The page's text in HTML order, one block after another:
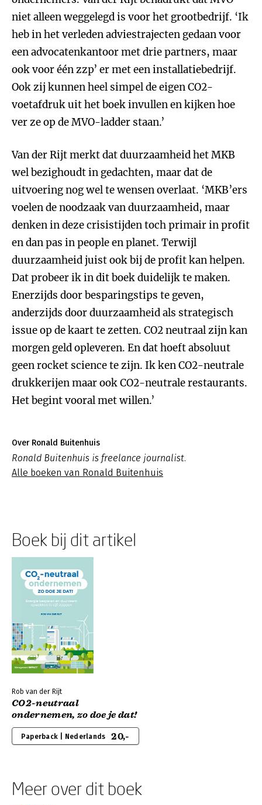
niet alleen weggelegd is voor het grootbedrijf. ‘Ik
heb in het verleden adviestrajecten gedaan voor
een advocatenkantoor met drie partners, maar
ook voor één zzp’ er met een installatiebedrijf.
Ook zij kunnen heel simpel de eigen CO2-
voetafdruk uit het boek invullen en kijken hoe
ver ze op de MVO-ladder staan.’
Van der Rijt merkt dat duurzaamheid het MKB
wel bezighoudt in gedachten, maar dat de
uitvoering nog wel te wensen overlaat. ‘MKB’ers
voelen de noodzaak van duurzaamheid, maar
denken in deze crisistijden toch primair in profit
en dan pas in people en planet. Terwijl
duurzaamheid juist ook bij de profit kan helpen.
Dat probeer ik in dit boek duidelijk te maken.
Enerzijds door besparingstips te geven,
anderzijds door duurzaamheid als strategisch
issue op de kaart te zetten. CO2 neutraal zijn kan
morgen geld opleveren. En dat hoeft absoluut
geen rocket science te zijn. Ik ken CO2-neutrale
drukkerijen maar ook CO2-neutrale restaurants.
Het begint vooral met willen.’
Over Ronald Buitenhuis
Ronald Buitenhuis is freelance journalist.
Alle boeken van Ronald Buitenhuis
Boek bij dit artikel
Rob van der Rijt
CO2-neutraal
ondernemen, zo doe je dat!
Paperback | Nederlands 20,-
Meer over dit boek